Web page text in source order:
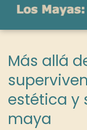
Más allá
estética y
maya